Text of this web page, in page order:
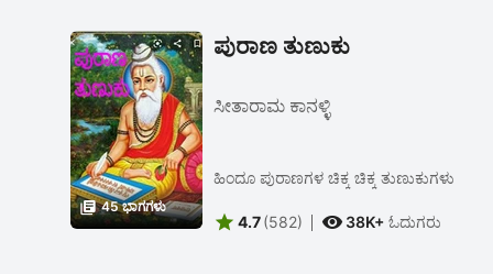
 45 ಭಾಗಗಳು
ಪುರಾಣ ತುಣುಕು
ಸೀತಾರಾಮ ಕಾನಳ್ಳಿ
ಹಿಂದೂ ಪುರಾಣಗಳ ಚಿಕ್ಕ ಚಿಕ್ಕ ತುಣುಕುಗಳು
 4.7(582)  38K+ ಓದುಗರು